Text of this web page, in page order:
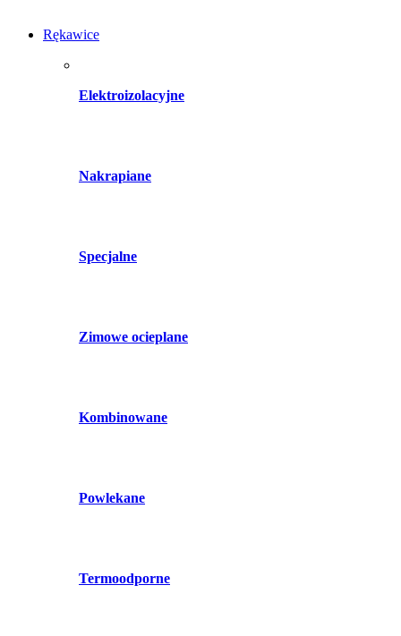
Rękawice
Elektroizolacyjne
Nakrapiane
Specjalne
Zimowe ocieplane
Kombinowane
Powlekane
Termoodporne